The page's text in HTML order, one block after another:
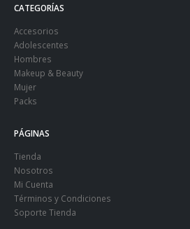
CATEGORÍAS
Accesorios
Adolescentes
Hombres
Makeup & Beauty
Mujer
Packs
PÁGINAS
Tienda
Nosotros
Mi Cuenta
Términos y Condiciones
Soporte Tienda